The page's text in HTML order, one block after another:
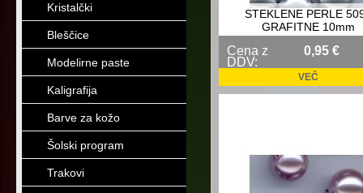
Kristalčki
Bleščice
Modelirne paste
Kaligrafija
Barve za kožo
Šolski program
Trakovi
STEKLENE PERLE
GRAFITNE 10mm
Cena z
DDV:
0,95 €
VEČ